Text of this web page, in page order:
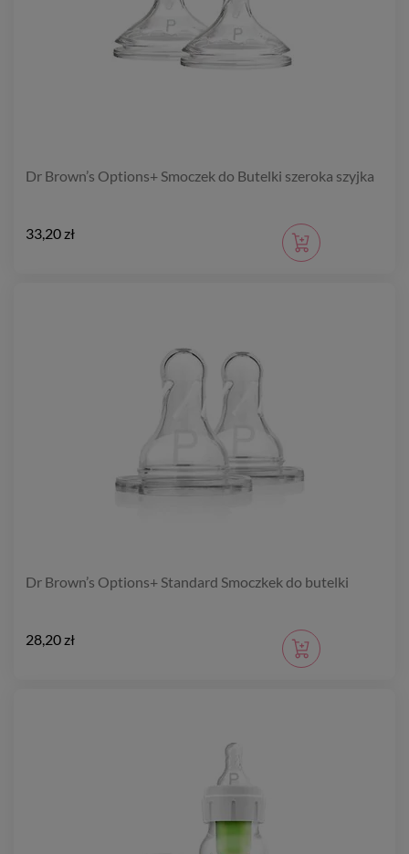
Dr Brown’s Options+ Smoczek do Butelki szeroka szyjka
33,20 zł
Dr Brown’s Options+ Standard Smoczkek do butelki
28,20 zł